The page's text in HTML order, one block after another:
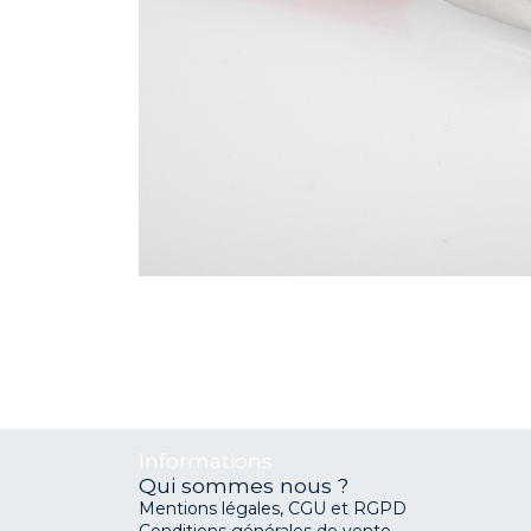
Qui sommes nous ?
Mentions légales, CGU et RGPD